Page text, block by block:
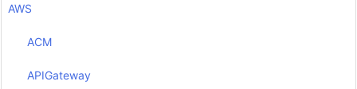
AWS
ACM
APIGateway